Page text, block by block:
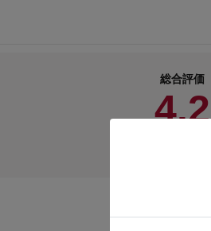
総合評価
4.2